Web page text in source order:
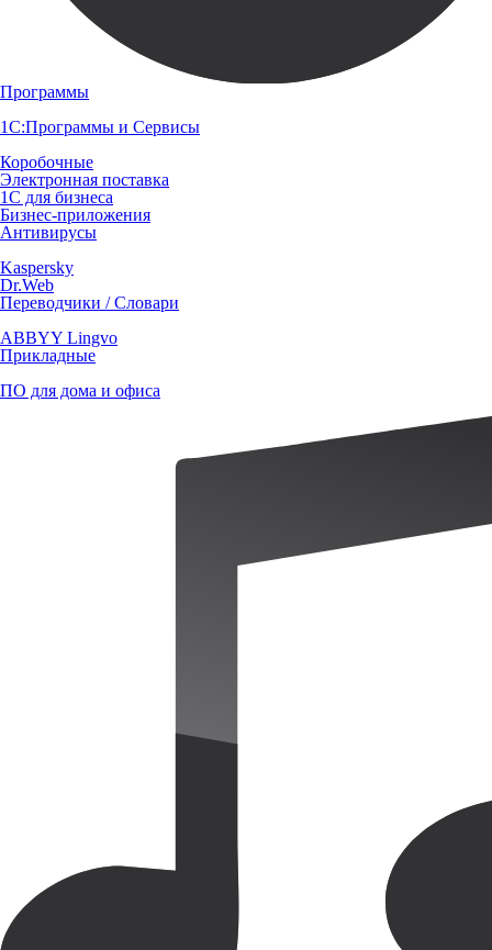
Программы
1С:Программы и Сервисы
Коробочные
Электронная поставка
1С для бизнеса
Бизнес-приложения
Антивирусы
Kaspersky
Dr.Web
Переводчики / Словари
ABBYY Lingvo
Прикладные
ПО для дома и офиса